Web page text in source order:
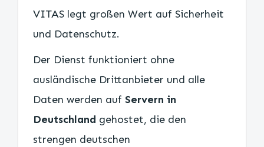
VITAS legt großen Wert auf Sicherheit
und Datenschutz.
Der Dienst funktioniert ohne
ausländische Drittanbieter und alle
Daten werden auf Servern in
Deutschland gehostet, die den
strengen deutschen